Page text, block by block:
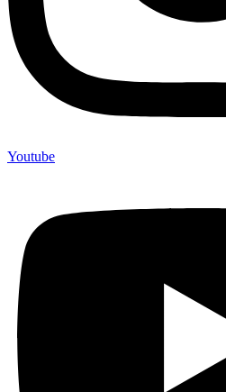
Youtube